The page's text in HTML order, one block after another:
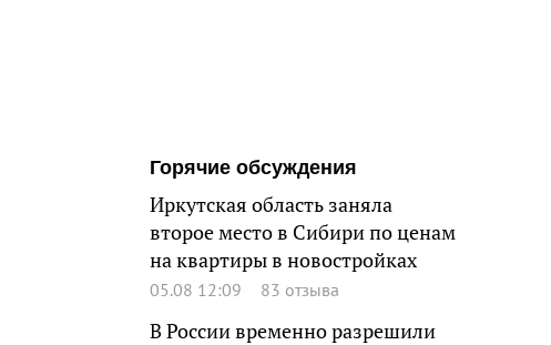
Горячие обсуждения
Иркутская область заняла
второе место в Сибири по ценам
на квартиры в новостройках
05.08 12:09 83 отзыва
В России временно разрешили